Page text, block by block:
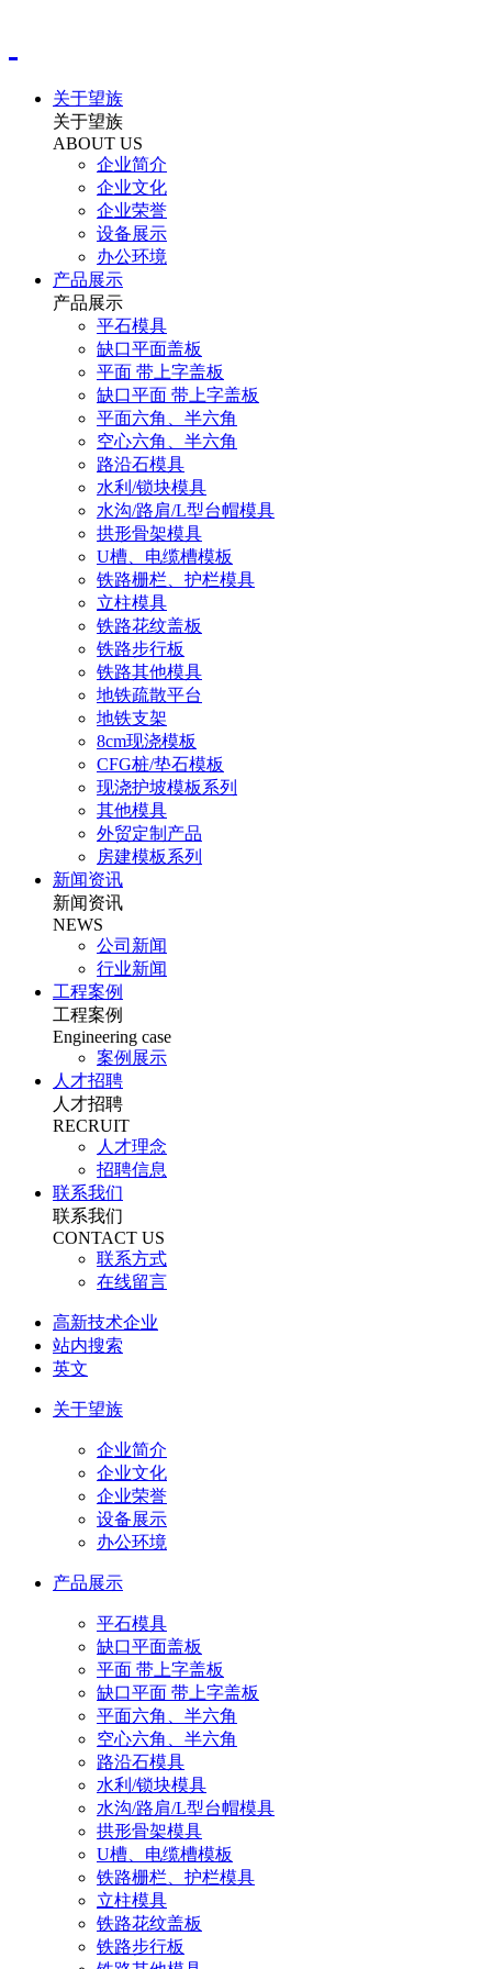
关于望族
关于望族
ABOUT US
企业简介
企业文化
企业荣誉
设备展示
办公环境
产品展示
产品展示
平石模具
缺口平面盖板
平面 带上字盖板
缺口平面 带上字盖板
平面六角、半六角
空心六角、半六角
路沿石模具
水利/锁块模具
水沟/路肩/L型台帽模具
拱形骨架模具
U槽、电缆槽模板
铁路栅栏、护栏模具
立柱模具
铁路花纹盖板
铁路步行板
铁路其他模具
地铁疏散平台
地铁支架
8cm现浇模板
CFG桩/垫石模板
现浇护坡模板系列
其他模具
外贸定制产品
房建模板系列
新闻资讯
新闻资讯
NEWS
公司新闻
行业新闻
工程案例
工程案例
Engineering case
案例展示
人才招聘
人才招聘
RECRUIT
人才理念
招聘信息
联系我们
联系我们
CONTACT US
联系方式
在线留言
高新技术企业
站内搜索
英文
关于望族
企业简介
企业文化
企业荣誉
设备展示
办公环境
产品展示
平石模具
缺口平面盖板
平面 带上字盖板
缺口平面 带上字盖板
平面六角、半六角
空心六角、半六角
路沿石模具
水利/锁块模具
水沟/路肩/L型台帽模具
拱形骨架模具
U槽、电缆槽模板
铁路栅栏、护栏模具
立柱模具
铁路花纹盖板
铁路步行板